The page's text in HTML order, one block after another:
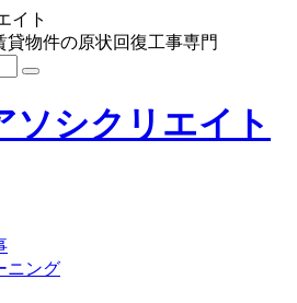
貸物件の原状回復工事専門
ニング